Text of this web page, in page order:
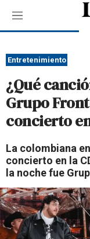
M
e
ú
Entretenimiento
¿Qué
Grupo
concierto en
La colombiana
concierto en la
la noche fue